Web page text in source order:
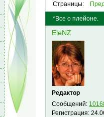
Страницы:
*Все о плейоне.
EleNZ
Редактор
Сообщений:
Регистрация: